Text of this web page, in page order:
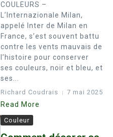
COULEURS –
L’Internazionale Milan,
appelé Inter de Milan en
France, s’est souvent battu
contre les vents mauvais de
l’histoire pour conserver
ses couleurs, noir et bleu, et
ses...
Richard Coudrais 7 mai 2025
Read More
Couleur